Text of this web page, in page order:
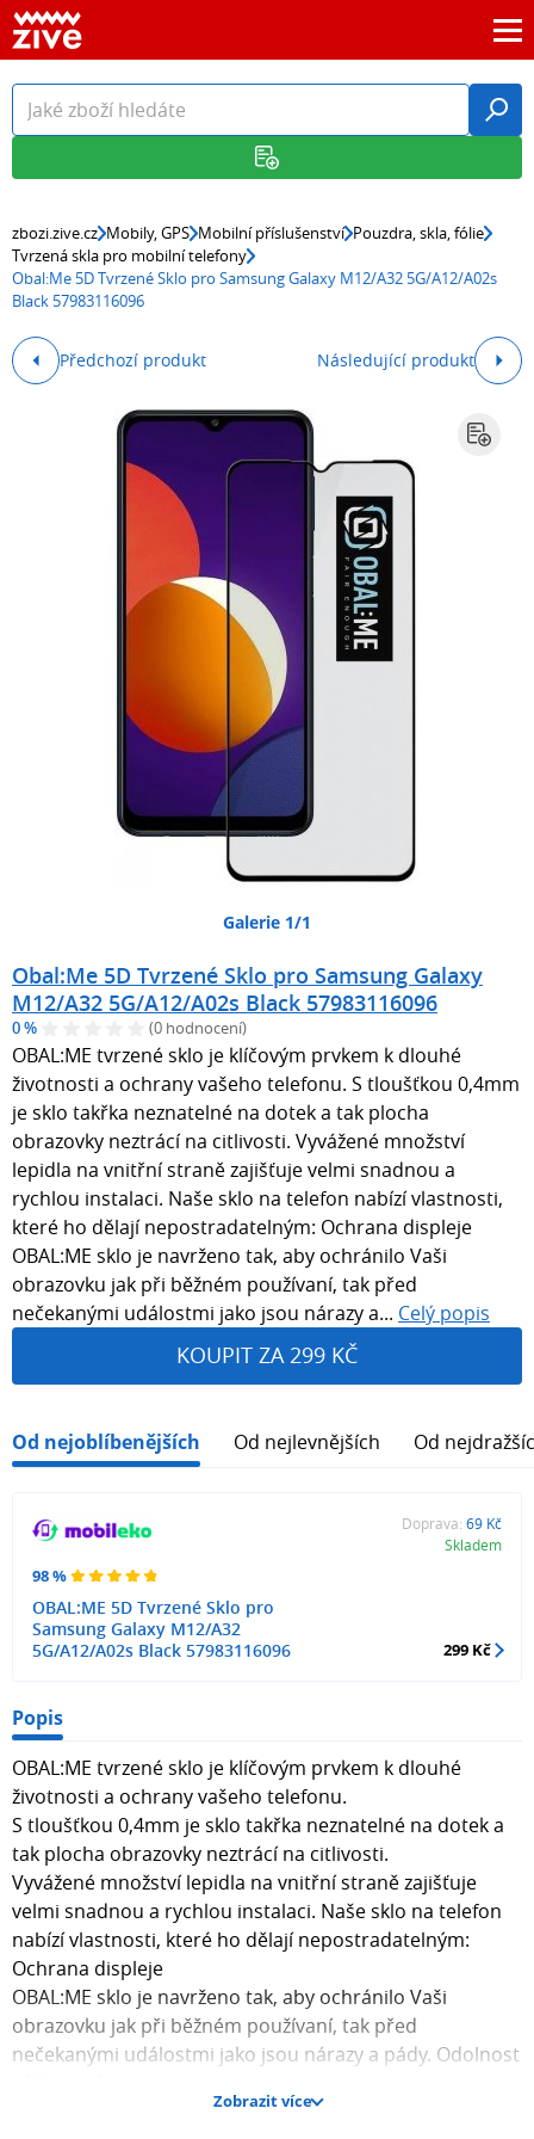
zbozi.zive.cz Mobily, GPS Mobilní příslušenství Pouzdra, skla, fólie
Tvrzená skla pro mobilní telefony
Obal:Me 5D Tvrzené Sklo pro Samsung Galaxy M12/A32 5G/A12/A02s
Black 57983116096
Předchozí produkt Následující produkt
Galerie 1/1
Obal:Me 5D Tvrzené Sklo pro Samsung Galaxy
M12/A32 5G/A12/A02s Black 57983116096
0 % (0 hodnocení)
OBAL:ME tvrzené sklo je klíčovým prvkem k dlouhé
životnosti a ochrany vašeho telefonu. S tloušťkou 0,4mm
je sklo takřka neznatelné na dotek a tak plocha
obrazovky neztrácí na citlivosti. Vyvážené množství
lepidla na vnitřní straně zajišťuje velmi snadnou a
rychlou instalaci. Naše sklo na telefon nabízí vlastnosti,
které ho dělají nepostradatelným: Ochrana displeje
OBAL:ME sklo je navrženo tak, aby ochránilo Vaši
obrazovku jak při běžném používaní, tak před
nečekanými událostmi jako jsou nárazy a... Celý popis
KOUPIT ZA 299 KČ
Od nejoblíbenějších Od nejlevnějších Od
98 %
OBAL:ME 5D Tvrzené Sklo pro
Samsung Galaxy M12/A32
5G/A12/A02s Black 57983116096
Doprava: 69 Kč
Skladem
299 Kč
Popis
OBAL:ME tvrzené sklo je klíčovým prvkem k dlouhé
životnosti a ochrany vašeho telefonu.
S tloušťkou 0,4mm je sklo takřka neznatelné na dotek a
tak plocha obrazovky neztrácí na citlivosti.
Vyvážené množství lepidla na vnitřní straně zajišťuje
velmi snadnou a rychlou instalaci. Naše sklo na telefon
nabízí vlastnosti, které ho dělají nepostradatelným:
Ochrana displeje
OBAL:ME sklo je navrženo tak, aby ochránilo Vaši
obrazovku jak při běžném používaní, tak před
nečekanými událostmi jako jsou nárazy a pády. Odolnost
Díky pokročilé technologii našeho skla si užijete
Zobrazit více